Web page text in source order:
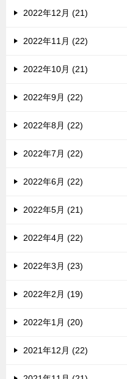
2022年12月 (21)
2022年11月 (22)
2022年10月 (21)
2022年9月 (22)
2022年8月 (22)
2022年7月 (22)
2022年6月 (22)
2022年5月 (21)
2022年4月 (22)
2022年3月 (23)
2022年2月 (19)
2022年1月 (20)
2021年12月 (22)